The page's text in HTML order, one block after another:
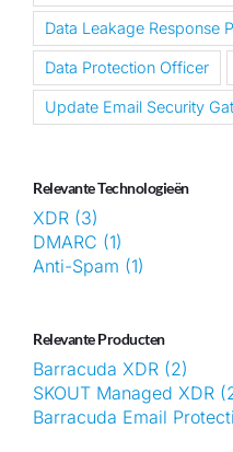
Data Leakage Response
Data Protection Officer
Update Email Security
Relevante Technologieën
XDR (3)
DMARC (1)
Anti-Spam (1)
Relevante Producten
Barracuda XDR (2)
SKOUT Managed XDR
Barracuda Email